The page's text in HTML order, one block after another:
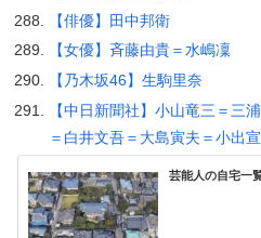
【俳優】田中邦衛
【女優】斉藤由貴＝水嶋凜
【乃木坂46】生駒里奈
【中日新聞社】小山竜三＝三
＝白井文吾＝大島寅夫＝小出
芸能人の自宅一